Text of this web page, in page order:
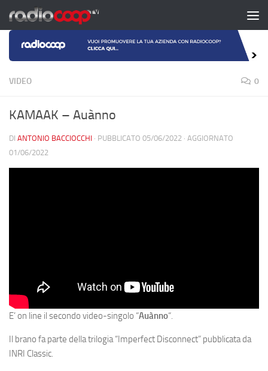
Salta al contenuto
VIDEO 0
KAMAAK – Auànno
DI ANTONIO BACCIOCCHI · PUBBLICATO 05/06/2022 · AGGIORNATO
01/06/2022
E’ on line il secondo video-singolo “Auànno“.
Il brano fa parte della trilogia “Imperfect Disconnect” pubblicata da
INRI Classic.